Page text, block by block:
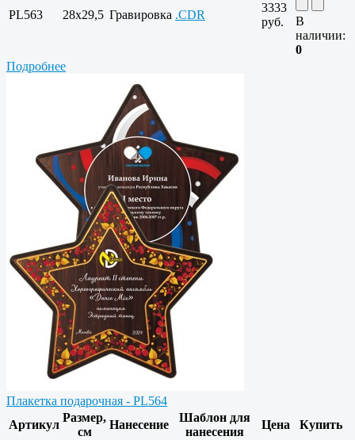
PL563 28х29,5 Гравировка .CDR
3333
руб.
В
наличии:
0
Подробнее
Плакетка подарочная - PL564
Артикул
Размер,
см
Нанесение
Шаблон для
нанесения
Цена Купить